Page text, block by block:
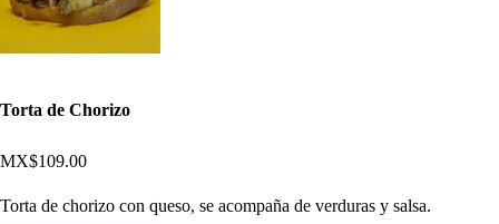
Torta de Chorizo
MX$109.00
Torta de chorizo con queso, se acompaña de verduras y salsa.